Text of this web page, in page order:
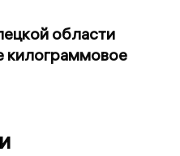
области
килограммовое